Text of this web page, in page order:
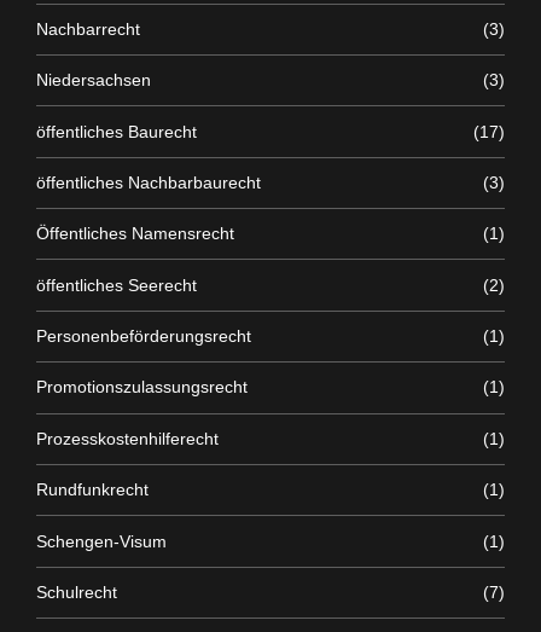
Nachbarrecht (3)
Niedersachsen (3)
öffentliches Baurecht (17)
öffentliches Nachbarbaurecht (3)
Öffentliches Namensrecht (1)
öffentliches Seerecht (2)
Personenbeförderungsrecht (1)
Promotionszulassungsrecht (1)
Prozesskostenhilferecht (1)
Rundfunkrecht (1)
Schengen-Visum (1)
Schulrecht (7)